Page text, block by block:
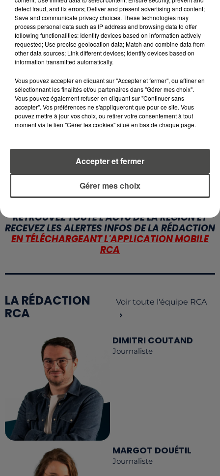
ALERTE L’ONU
5 août 2026
QUELLES SONT LES MARQUES QUI
OFFRENT LE MEILLEUR RAPPORT...
MOUCHES : LES 5 RÉFLEXES À
ADOPTER POUR ÉVITER
L'INVASION CET ÉTÉ...
4 août 2026
RUÉE VERS LES LUNETTES DE...
RETROUVEZ TOUTE L'ACTU DE LA RÉGION ET
RECEVEZ LES ALERTES INFOS DE LA RÉDACTION
EN TÉLÉCHARGEANT L'APPLICATION MOBILE
RCA
LA RÉDACTION
RCA
Voir toute l'équipe RCA
DIMITRI COUTAND
Journaliste
MARGOT DOUÉTIL
Journaliste
detect fraud, and fix errors; Deliver and present advertising and content;
Save and communicate privacy choices. These technologies may
process personal data such as IP address and browsing data to offer
following functionalities: Identify devices based on information actively
requested; Use precise geolocation data; Match and combine data from
other data sources; Link different devices; Identify devices based on
information transmitted automatically.
Vous pouvez accepter en cliquant sur "Accepter et fermer", ou affiner en
sélectionnant les finalités et/ou partenaires dans "Gérer mes choix".
Vous pouvez également refuser en cliquant sur "Continuer sans
accepter". Vos préférences ne s'appliqueront que pour ce site. Vous
pouvez mettre à jour vos choix, ou retirer votre consentement à tout
moment via le lien "Gérer les cookies" situé en bas de chaque page.
Gérer mes choix
Accepter et fermer